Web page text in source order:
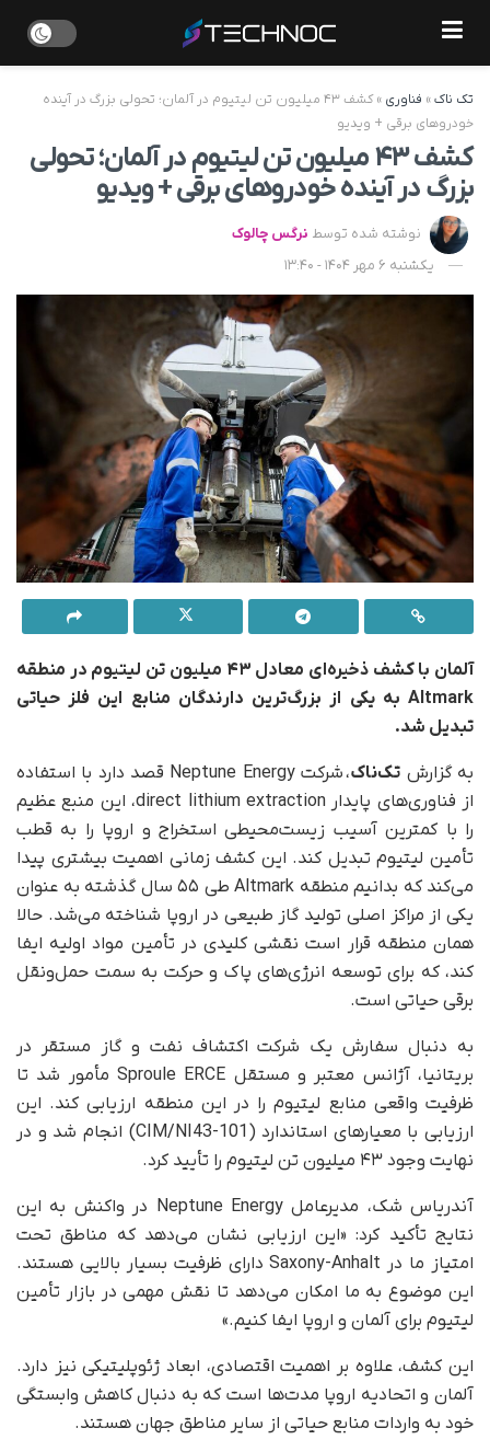
تک ناک» فناوری »
کشف ۴۳ میلیون تن لیتیوم در آلمان؛ تحولی بزرگ در آینده
خودروهای برقی + ویدیو
کشف ۴۳ میلیون تن لیتیوم در آلمان؛ تحولی
بزرگ در آینده خودروهای برقی + ویدیو
نوشته شده توسط نرگس چالوک
یکشنبه 6 مهر 1404 - 13:40
آلمان با کشف ذخیره‌ای معادل ۴۳ میلیون تن لیتیوم در منطقه
Altmark به یکی از بزرگ‌ترین دارندگان منابع این فلز حیاتی
تبدیل شد.
به گزارش تک‌ناک
، شرکت Neptune Energy قصد دارد با استفاده
از فناوری‌های پایدار direct lithium extraction، این منبع عظیم
را با کمترین آسیب زیست‌محیطی استخراج و اروپا را به قطب
تأمین لیتیوم تبدیل کند. این کشف زمانی اهمیت بیشتری پیدا
می‌کند که بدانیم منطقه Altmark طی ۵۵ سال گذشته به‌ عنوان
یکی از مراکز اصلی تولید گاز طبیعی در اروپا شناخته می‌شد. حالا
همان منطقه قرار است نقشی کلیدی در تأمین مواد اولیه‌ ایفا
کند، که برای توسعه انرژی‌های پاک و حرکت به سمت حمل‌ونقل
برقی حیاتی است.
به دنبال سفارش یک شرکت اکتشاف نفت و گاز مستقر در
بریتانیا، آژانس معتبر و مستقل Sproule ERCE مأمور شد تا
ظرفیت واقعی منابع لیتیوم را در این منطقه ارزیابی کند. این
ارزیابی با معیارهای استاندارد (CIM/NI43-101) انجام شد و در
نهایت وجود ۴۳ میلیون تن لیتیوم را تأیید کرد.
آندریاس شک، مدیرعامل Neptune Energy در واکنش به این
نتایج تأکید کرد: «این ارزیابی نشان می‌دهد که مناطق تحت
امتیاز ما در Saxony-Anhalt دارای ظرفیت بسیار بالایی هستند.
این موضوع به ما امکان می‌دهد تا نقش مهمی در بازار تأمین
لیتیوم برای آلمان و اروپا ایفا کنیم.»
این کشف، علاوه بر اهمیت اقتصادی، ابعاد ژئوپلیتیکی نیز دارد.
آلمان و اتحادیه اروپا مدت‌ها است که به دنبال کاهش وابستگی
خود به واردات منابع حیاتی از سایر مناطق جهان هستند.